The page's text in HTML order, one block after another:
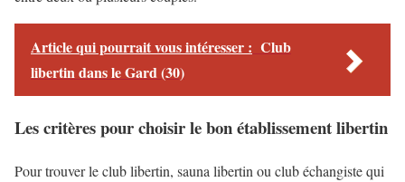
Article qui pourrait vous intéresser : Club
libertin dans le Gard (30)
Les critères pour choisir le bon établissement libertin
Pour trouver le club libertin, sauna libertin ou club échangiste qui